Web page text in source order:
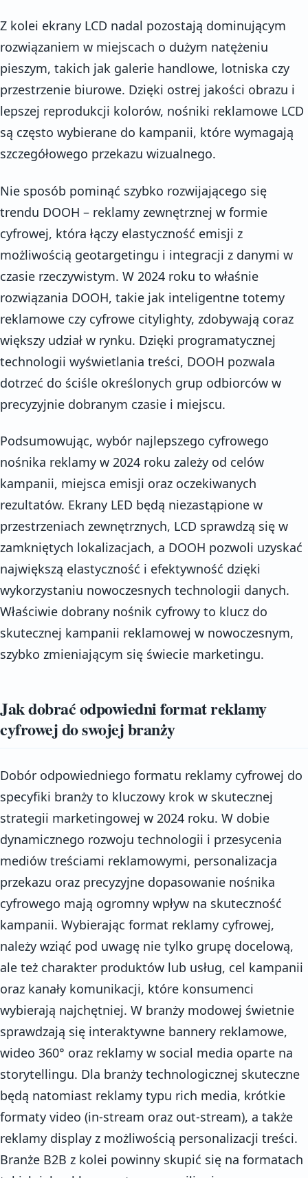
Z kolei ekrany LCD nadal pozostają dominującym
rozwiązaniem w miejscach o dużym natężeniu
pieszym, takich jak galerie handlowe, lotniska czy
przestrzenie biurowe. Dzięki ostrej jakości obrazu i
lepszej reprodukcji kolorów, nośniki reklamowe LCD
są często wybierane do kampanii, które wymagają
szczegółowego przekazu wizualnego.
Nie sposób pominąć szybko rozwijającego się
trendu DOOH – reklamy zewnętrznej w formie
cyfrowej, która łączy elastyczność emisji z
możliwością geotargetingu i integracji z danymi w
czasie rzeczywistym. W 2024 roku to właśnie
rozwiązania DOOH, takie jak inteligentne totemy
reklamowe czy cyfrowe citylighty, zdobywają coraz
większy udział w rynku. Dzięki programatycznej
technologii wyświetlania treści, DOOH pozwala
dotrzeć do ściśle określonych grup odbiorców w
precyzyjnie dobranym czasie i miejscu.
Podsumowując, wybór najlepszego cyfrowego
nośnika reklamy w 2024 roku zależy od celów
kampanii, miejsca emisji oraz oczekiwanych
rezultatów. Ekrany LED będą niezastąpione w
przestrzeniach zewnętrznych, LCD sprawdzą się w
zamkniętych lokalizacjach, a DOOH pozwoli uzyskać
największą elastyczność i efektywność dzięki
wykorzystaniu nowoczesnych technologii danych.
Właściwie dobrany nośnik cyfrowy to klucz do
skutecznej kampanii reklamowej w nowoczesnym,
szybko zmieniającym się świecie marketingu.
Jak dobrać odpowiedni format reklamy
cyfrowej do swojej branży
Dobór odpowiedniego formatu reklamy cyfrowej do
specyfiki branży to kluczowy krok w skutecznej
strategii marketingowej w 2024 roku. W dobie
dynamicznego rozwoju technologii i przesycenia
mediów treściami reklamowymi, personalizacja
przekazu oraz precyzyjne dopasowanie nośnika
cyfrowego mają ogromny wpływ na skuteczność
kampanii. Wybierając format reklamy cyfrowej,
należy wziąć pod uwagę nie tylko grupę docelową,
ale też charakter produktów lub usług, cel kampanii
oraz kanały komunikacji, które konsumenci
wybierają najchętniej. W branży modowej świetnie
sprawdzają się interaktywne bannery reklamowe,
wideo 360° oraz reklamy w social media oparte na
storytellingu. Dla branży technologicznej skuteczne
będą natomiast reklamy typu rich media, krótkie
formaty video (in-stream oraz out-stream), a także
reklamy display z możliwością personalizacji treści.
Branże B2B z kolei powinny skupić się na formatach